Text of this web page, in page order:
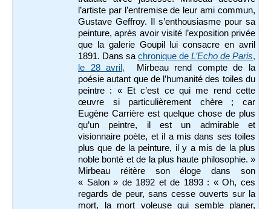
l’artiste par l’entremise de leur ami commun,
Gustave Geffroy. Il s’enthousiasme pour sa
peinture, après avoir visité l’exposition privée
que la galerie Goupil lui consacre en avril
1891. Dans sachronique de L’Echo de Paris,
le 28 avril, Mirbeau rend compte de la
poésie autant que de l’humanité des toiles du
peintre : « Et c’est ce qui me rend cette
œuvre si particulièrement chère ; car
Eugène Carrière est quelque chose de plus
qu’un peintre, il est un admirable et
visionnaire poète, et il a mis dans ses toiles
plus que de la peinture, il y a mis de la plus
noble bonté et de la plus haute philosophie. »
Mirbeau réitère son éloge dans son
« Salon » de 1892 et de 1893 : « Oh, ces
regards de peur, sans cesse ouverts sur la
mort, la mort voleuse qui semble planer,